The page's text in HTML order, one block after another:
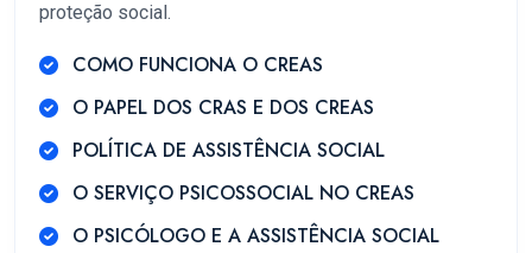
proteção social.
COMO FUNCIONA O CREAS
O PAPEL DOS CRAS E DOS CREAS
POLÍTICA DE ASSISTÊNCIA SOCIAL
O SERVIÇO PSICOSSOCIAL NO CREAS
O PSICÓLOGO E A ASSISTÊNCIA SOCIAL